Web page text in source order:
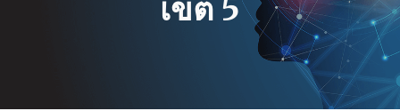
เขต 5